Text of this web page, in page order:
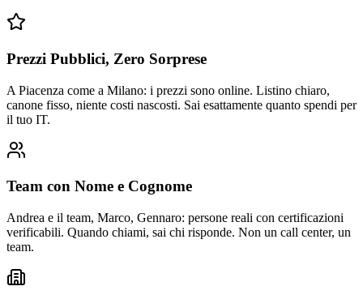
Prezzi Pubblici, Zero Sorprese
A Piacenza come a Milano: i prezzi sono online. Listino chiaro,
canone fisso, niente costi nascosti. Sai esattamente quanto spendi per
il tuo IT.
Team con Nome e Cognome
Andrea e il team, Marco, Gennaro: persone reali con certificazioni
verificabili. Quando chiami, sai chi risponde. Non un call center, un
team.